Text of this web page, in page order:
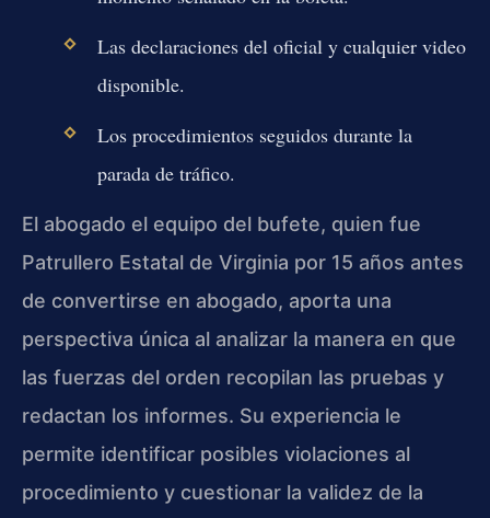
Las declaraciones del oficial y cualquier video
disponible.
Los procedimientos seguidos durante la
parada de tráfico.
El abogado el equipo del bufete, quien fue
Patrullero Estatal de Virginia por 15 años antes
de convertirse en abogado, aporta una
perspectiva única al analizar la manera en que
las fuerzas del orden recopilan las pruebas y
redactan los informes. Su experiencia le
permite identificar posibles violaciones al
procedimiento y cuestionar la validez de la